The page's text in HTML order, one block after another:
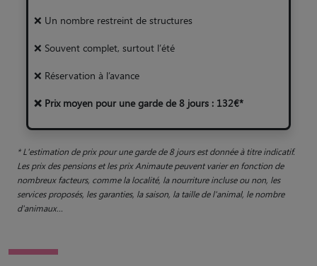
❌ Un nombre restreint de structures
❌ Souvent complet, surtout l’été
❌ Réservation à l’avance
❌ Prix moyen pour une garde de 8 jours : 132€*
* L'estimation de prix pour une garde de 8 jours est donnée à titre indicatif.
Les prix des pensions et les prix Animaute peuvent varier en fonction de
nombreux facteurs, comme la localité, la nourriture incluse ou non, les
services proposés, les garanties, la saison, la taille de l'animal, le nombre
d'animaux...